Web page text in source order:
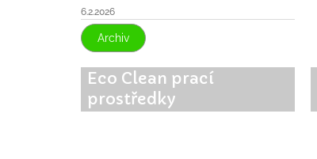
6.2.2026
Archiv
Eco Clean prací
prostředky